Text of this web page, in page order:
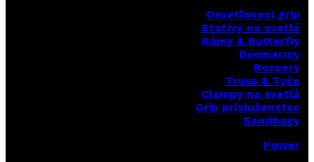
Osvetľovací grip
Statívy na svetlá
Rámy & Butterfly
Boomarmy
Rozpery
Truss & Tyče
Clampy na svetlá
Grip príslušenstvo
Sandbagy
Power